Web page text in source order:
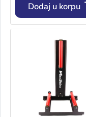
Dodaj u korpu